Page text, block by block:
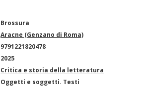
Brossura
Aracne (Genzano di Roma)
9791221820478
2025
Critica e storia della letteratura
Oggetti e soggetti. Testi